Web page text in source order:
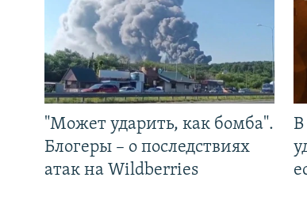
"Может ударить, как бомба".
Блогеры – о последствиях
атак на Wildberries
В